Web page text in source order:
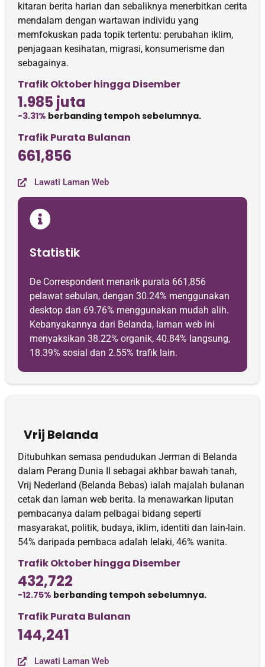
kitaran berita harian dan sebaliknya menerbitkan cerita
mendalam dengan wartawan individu yang
memfokuskan pada topik tertentu: perubahan iklim,
penjagaan kesihatan, migrasi, konsumerisme dan
sebagainya.
Trafik Oktober hingga Disember
1.985 juta
-3.31% berbanding tempoh sebelumnya.
Trafik Purata Bulanan
661,856
Lawati Laman Web
Statistik
De Correspondent menarik purata 661,856
pelawat sebulan, dengan 30.24% menggunakan
desktop dan 69.76% menggunakan mudah alih.
Kebanyakannya dari Belanda, laman web ini
menyaksikan 38.22% organik, 40.84% ​​langsung,
18.39% sosial dan 2.55% trafik lain.
Vrij Belanda
Ditubuhkan semasa pendudukan Jerman di Belanda
dalam Perang Dunia II sebagai akhbar bawah tanah,
Vrij Nederland (Belanda Bebas) ialah majalah bulanan
cetak dan laman web berita. Ia menawarkan liputan
pembacanya dalam pelbagai bidang seperti
masyarakat, politik, budaya, iklim, identiti dan lain-lain.
54% daripada pembaca adalah lelaki, 46% wanita.
Trafik Oktober hingga Disember
432,722
-12.75% berbanding tempoh sebelumnya.
Trafik Purata Bulanan
144,241
Lawati Laman Web